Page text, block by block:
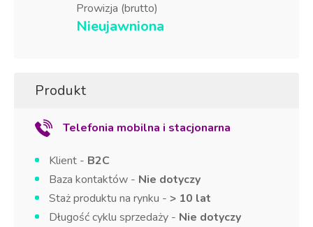
Prowizja (brutto)
Nieujawniona
Produkt
Telefonia mobilna i stacjonarna
Klient - B2C
Baza kontaktów - Nie dotyczy
Staż produktu na rynku - > 10 lat
Długość cyklu sprzedaży - Nie dotyczy